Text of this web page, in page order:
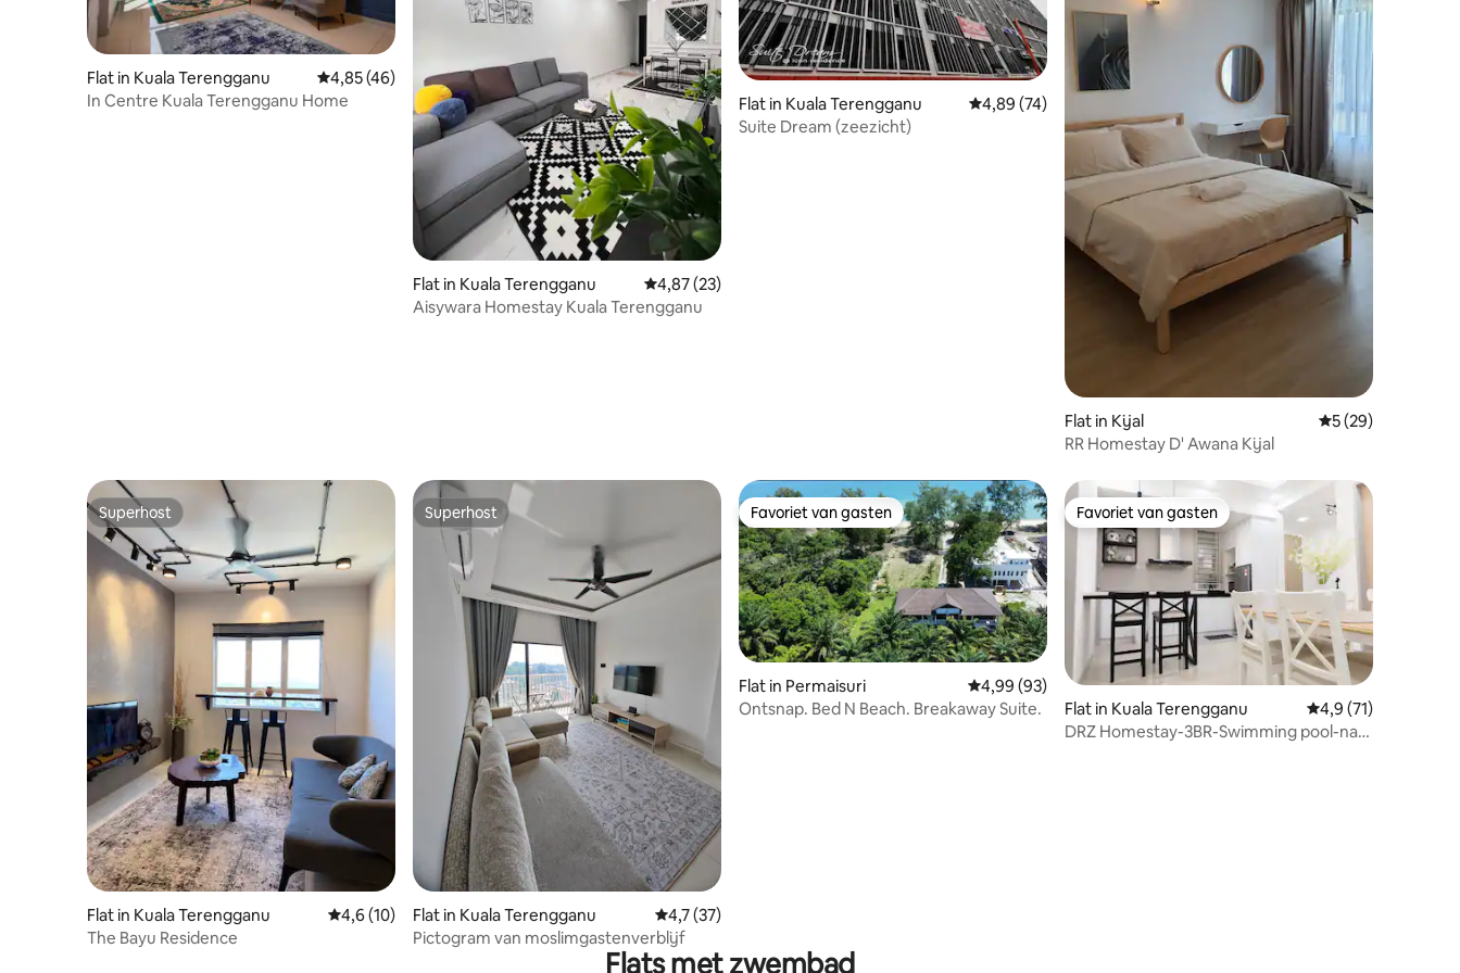
Flat in Kuala Terengganu Gemiddelde beoordeling van 4,85 op 5, 46 recensies
4,85 (46)
In Centre Kuala Terengganu Home
Flat in Kuala Terengganu Gemiddelde beoordeling van 4,87 op 5, 23 recensies
4,87 (23)
Aisywara Homestay Kuala Terengganu
Flat in Kuala Terengganu Gemiddelde beoordeling van 4,89 op 5, 74 recensies
4,89 (74)
Suite Dream (zeezicht)
Flat in Kijal Gemiddelde
5 (29)
RR Homestay D' Awana Kijal
Superhost
Superhost
Flat in Kuala Terengganu Gemiddelde beoordeling van 4,6 op 5, 10 recensies
4,6 (10)
The Bayu Residence
Superhost
Superhost
Flat in Kuala Terengganu Gemiddelde beoordeling van 4,7 op 5, 37 recensies
4,7 (37)
Pictogram van moslimgastenverblijf
Favoriet van gasten
Favoriet van gasten
Flat in Permaisuri Gemiddelde beoordeling van 4,99 op 5, 93 recensies
4,99 (93)
Ontsnap. Bed N Beach. Breakaway Suite.
Favoriet van gasten
Favoriet van gasten
Flat in Kuala Terengganu Gemiddelde
4,9 (71)
DRZ Homestay-3BR-Swimming pool-naar
Flats met zwembad